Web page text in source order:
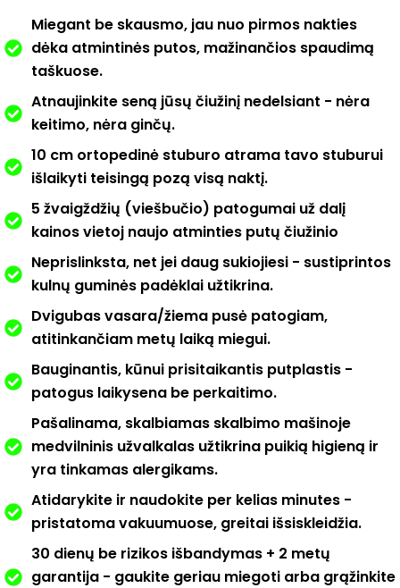
Miegant be skausmo, jau nuo pirmos nakties
dėka atmintinės putos, mažinančios spaudimą
taškuose.
Atnaujinkite seną jūsų čiužinį nedelsiant - nėra
keitimo, nėra ginčų.
10 cm ortopedinė stuburo atrama tavo stuburui
išlaikyti teisingą pozą visą naktį.
5 žvaigždžių (viešbučio) patogumai už dalį
kainos vietoj naujo atminties putų čiužinio
Neprislinksta, net jei daug sukiojiesi - sustiprintos
kulnų guminės padėklai užtikrina.
Dvigubas vasara/žiema pusė patogiam,
atitinkančiam metų laiką miegui.
Bauginantis, kūnui prisitaikantis putplastis -
patogus laikysena be perkaitimo.
Pašalinama, skalbiamas skalbimo mašinoje
medvilninis užvalkalas užtikrina puikią higieną ir
yra tinkamas alergikams.
Atidarykite ir naudokite per kelias minutes -
pristatoma vakuumuose, greitai išsiskleidžia.
30 dienų be rizikos išbandymas + 2 metų
garantija - gaukite geriau miegoti arba grąžinkite